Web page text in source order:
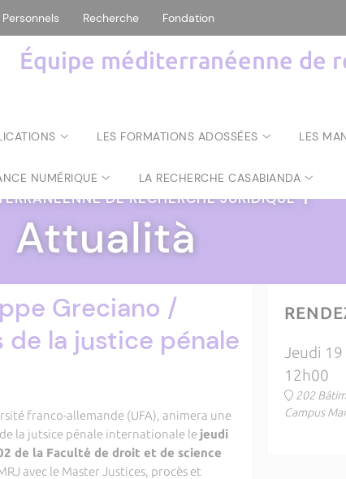
Personnels Recherche Fondation
Équipe méditerranéenne de
LES FORMATIONS ADOSSÉES LES
NUMÉRIQUE LA RECHERCHE CASABIANDA
DE RECHERCHE JURIDIQUE|
Attualità
Greciano /
la justice pénale
franco-allemande (UFA), animera une
la jutsice pénale internationale le jeudi
de la Faculté de droit et de science
avec le Master Justices, procès et
Jeudi 19
12h00
202
Campus